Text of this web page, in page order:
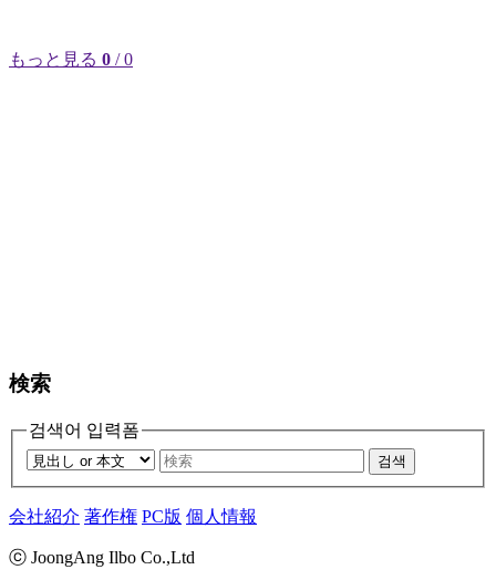
もっと見る 0 / 0
検索
검색어 입력폼
검색
会社紹介 著作権 PC版 個人情報
ⓒ JoongAng Ilbo Co.,Ltd